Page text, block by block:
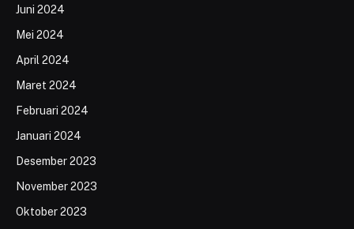
Juni 2024
Mei 2024
April 2024
Maret 2024
Februari 2024
Januari 2024
Desember 2023
November 2023
Oktober 2023